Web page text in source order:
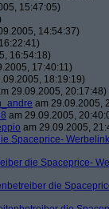
15:47:05)
14:54:37)
16:54:18)
17:40:11)
18:19:19)
29.09.2005, 20:17:48)
am 29.09.2005,
am 29.09.2005,
am 29.09.2005,
Spaceprice-
die Spaceprice-
die